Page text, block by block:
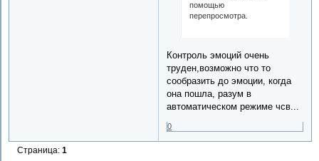
помощью
перепросмотра.
Контроль эмоций очень
труден,возможно что то
сообразить до эмоции, когда
она пошла, разум в
автоматическом режиме чсв...
0
Страница:1